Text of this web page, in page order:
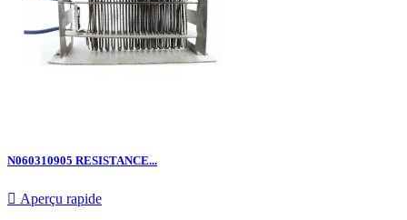
N060310905 RESISTANCE...
 Aperçu rapide